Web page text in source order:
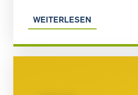
WEITERLESEN